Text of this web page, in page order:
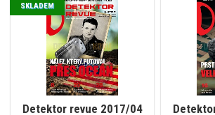
Detektor revue 2017/04
SKLADEM